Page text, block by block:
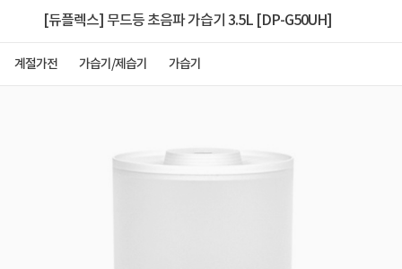
[듀플렉스] 무드등 초음파 가습기 3.5L [DP-G50UH]
계절가전 가습기/제습기 가습기